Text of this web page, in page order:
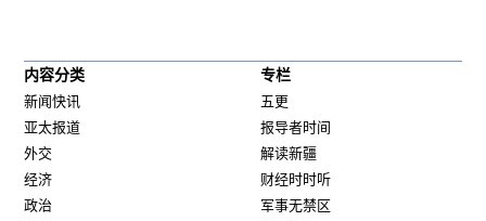
内容分类
新闻快讯
亚太报道
外交
经济
政治
专栏
五更
报导者时间
解读新疆
财经时时听
军事无禁区